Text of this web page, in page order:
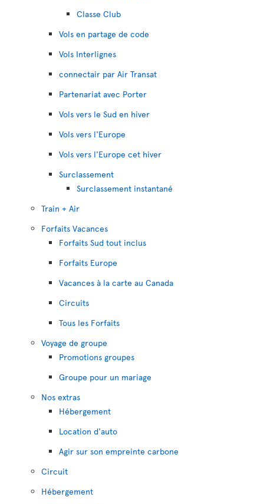
Classe Club
Vols en partage de code
Vols Interlignes
connectair par Air Transat
Partenariat avec Porter
Vols vers le Sud en hiver
Vols vers l'Europe
Vols vers l'Europe cet hiver
Surclassement
Surclassement instantané
Train + Air
Forfaits Vacances
Forfaits Sud tout inclus
Forfaits Europe
Vacances à la carte au Canada
Circuits
Tous les Forfaits
Voyage de groupe
Promotions groupes
Groupe pour un mariage
Nos extras
Hébergement
Location d'auto
Agir sur son empreinte carbone
Circuit
Hébergement